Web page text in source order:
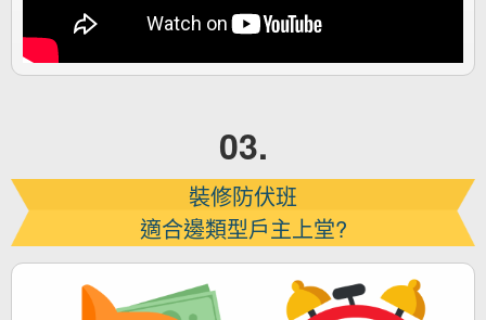
03.
裝修防伏班
適合邊類型戶主上堂?